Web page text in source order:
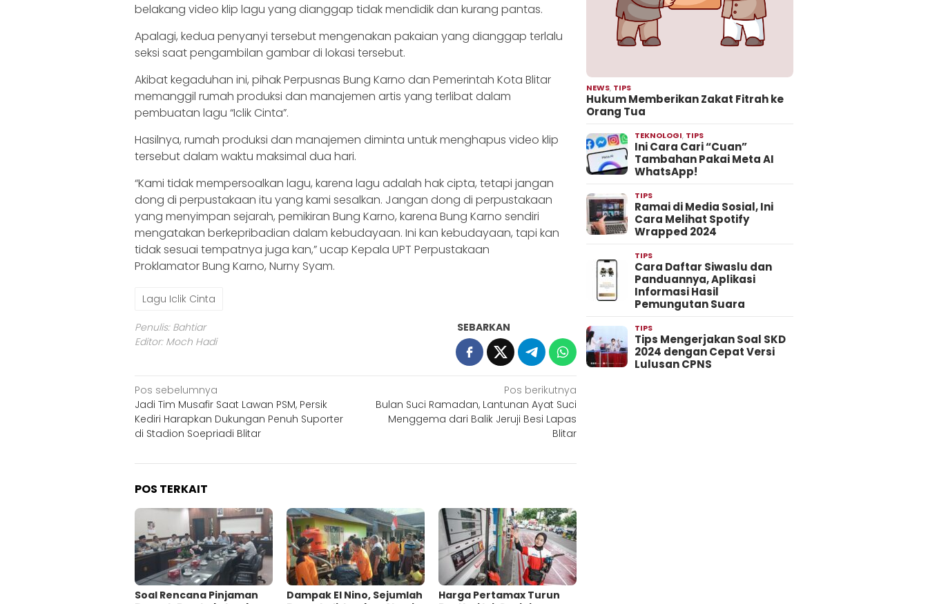
belakang video klip lagu yang dianggap tidak mendidik dan kurang pantas.
Apalagi, kedua penyanyi tersebut mengenakan pakaian yang dianggap terlalu
seksi saat pengambilan gambar di lokasi tersebut.
Akibat kegaduhan ini, pihak Perpusnas Bung Karno dan Pemerintah Kota Blitar
memanggil rumah produksi dan manajemen artis yang terlibat dalam
pembuatan lagu “Iclik Cinta”.
Hasilnya, rumah produksi dan manajemen diminta untuk menghapus video klip
tersebut dalam waktu maksimal dua hari.
“Kami tidak mempersoalkan lagu, karena lagu adalah hak cipta, tetapi jangan
dong di perpustakaan itu yang kami sesalkan. Jangan dong di perpustakaan
yang menyimpan sejarah, pemikiran Bung Karno, karena Bung Karno sendiri
mengatakan berkepribadian dalam kebudayaan. Ini kan kebudayaan, tapi kan
tidak sesuai tempatnya juga kan,” ucap Kepala UPT Perpustakaan
Proklamator Bung Karno, Nurny Syam.
Lagu Iclik Cinta
Penulis: Bahtiar
Editor: Moch Hadi
SEBARKAN
Navigasi
pos
Pos sebelumnya
Jadi Tim Musafir Saat Lawan PSM, Persik
Kediri Harapkan Dukungan Penuh Suporter
di Stadion Soepriadi Blitar
Pos berikutnya
Bulan Suci Ramadan, Lantunan Ayat Suci
Menggema dari Balik Jeruji Besi Lapas
Blitar
POS TERKAIT
‎Soal Rencana Pinjaman
Dampak El Nino, Sejumlah
Harga Pertamax Turun
NEWS, TIPS
Hukum Memberikan Zakat Fitrah ke
Orang Tua
TEKNOLOGI, TIPS
Ini Cara Cari “Cuan”
Tambahan Pakai Meta AI
WhatsApp!
TIPS
Ramai di Media Sosial, Ini
Cara Melihat Spotify
Wrapped 2024
TIPS
Cara Daftar Siwaslu dan
Panduannya, Aplikasi
Informasi Hasil
Pemungutan Suara
TIPS
Tips Mengerjakan Soal SKD
2024 dengan Cepat Versi
Lulusan CPNS